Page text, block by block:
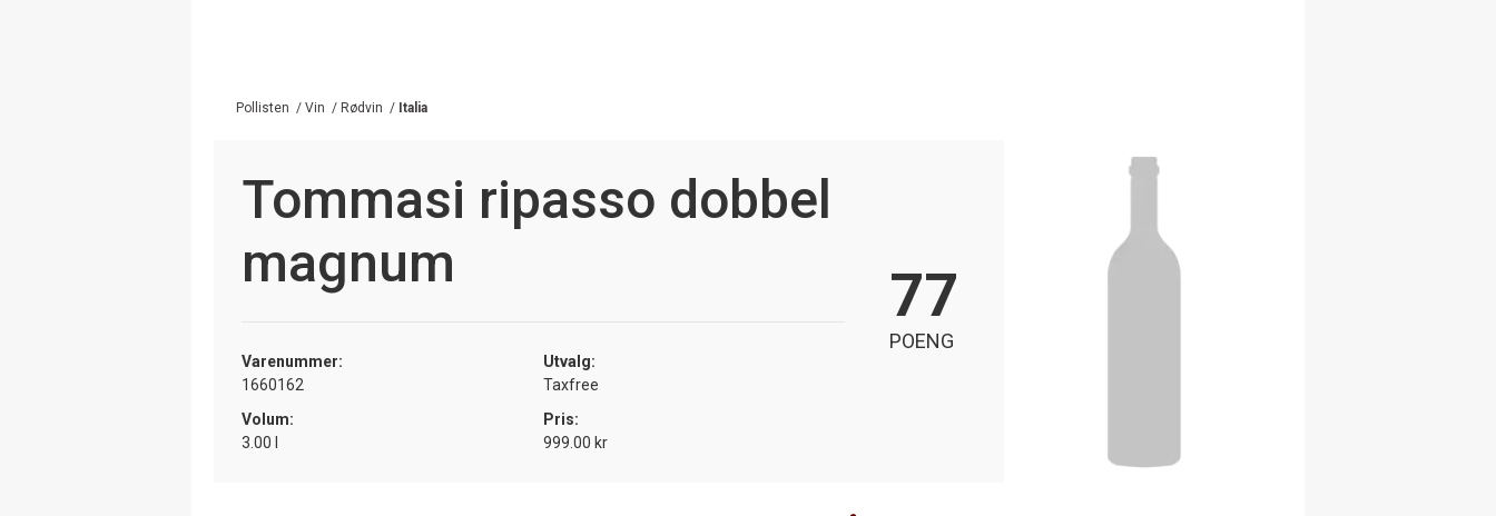
Pollisten / Vin / Rødvin / Italia
Tommasi ripasso dobbel
magnum
Varenummer:
1660162
Utvalg:
Taxfree
Volum:
3.00 l
Pris:
999.00 kr
77
POENG